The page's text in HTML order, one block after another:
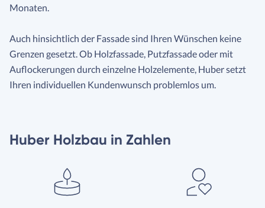
Monaten.
Auch hinsichtlich der Fassade sind Ihren Wünschen keine
Grenzen gesetzt. Ob Holzfassade, Putzfassade oder mit
Auflockerungen durch einzelne Holzelemente, Huber setzt
Ihren individuellen Kundenwunsch problemlos um.
Huber Holzbau in Zahlen